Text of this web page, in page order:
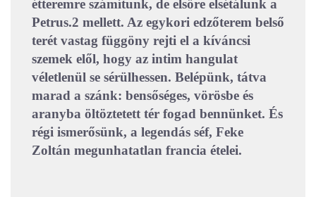
étteremre számítunk, de elsőre elsétálunk a
Petrus.2 mellett. Az egykori edzőterem belső
terét vastag függöny rejti el a kíváncsi
szemek elől, hogy az intim hangulat
véletlenül se sérülhessen. Belépünk, tátva
marad a szánk: bensőséges, vörösbe és
aranyba öltöztetett tér fogad bennünket. És
régi ismerősünk, a legendás séf, Feke
Zoltán megunhatatlan francia ételei.